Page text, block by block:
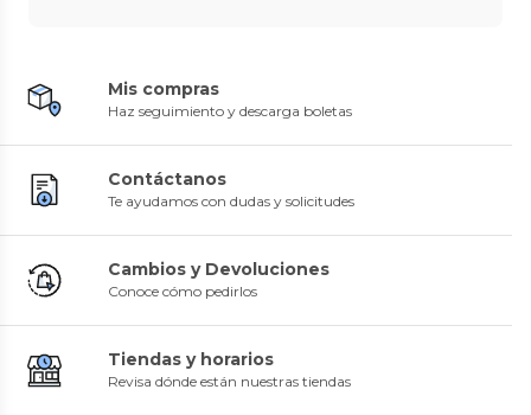
Mis compras
Haz seguimiento y descarga boletas
Contáctanos
Te ayudamos con dudas y solicitudes
Cambios y Devoluciones
Conoce cómo pedirlos
Tiendas y horarios
Revisa dónde están nuestras tiendas